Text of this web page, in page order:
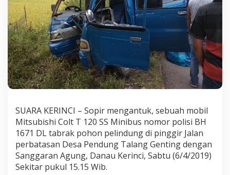
i
l
T
a
a
k
P
o
o
n
d
i
P
n
g
SUARA KERINCI – Sopir mengantuk, sebuah mobil
Mitsubishi Colt T 120 SS Minibus nomor polisi BH
1671 DL tabrak pohon pelindung di pinggir Jalan
perbatasan Desa Pendung Talang Genting dengan
Sanggaran Agung, Danau Kerinci, Sabtu (6/4/2019)
Sekitar pukul 15.15 Wib.